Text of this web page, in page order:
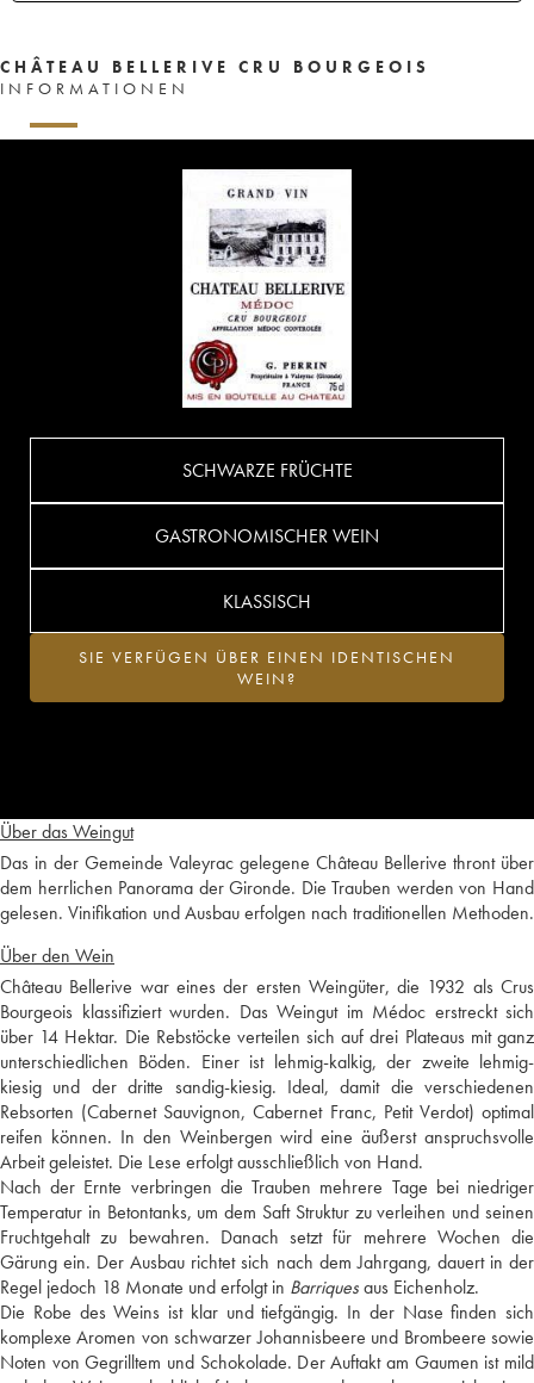
CHÂTEAU BELLERIVE CRU BOURGEOIS
INFORMATIONEN
Über das Weingut
Das in der Gemeinde Valeyrac gelegene Château Bellerive thront über
dem herrlichen Panorama der Gironde. Die Trauben werden von Hand
gelesen. Vinifikation und Ausbau erfolgen nach traditionellen Methoden.
Über den Wein
Château Bellerive war eines der ersten Weingüter, die 1932 als Crus
Bourgeois klassifiziert wurden. Das Weingut im Médoc erstreckt sich
über 14 Hektar. Die Rebstöcke verteilen sich auf drei Plateaus mit ganz
unterschiedlichen Böden. Einer ist lehmig-kalkig, der zweite lehmig-
kiesig und der dritte sandig-kiesig. Ideal, damit die verschiedenen
Rebsorten (Cabernet Sauvignon, Cabernet Franc, Petit Verdot) optimal
reifen können. In den Weinbergen wird eine äußerst anspruchsvolle
Arbeit geleistet. Die Lese erfolgt ausschließlich von Hand.
Nach der Ernte verbringen die Trauben mehrere Tage bei niedriger
Temperatur in Betontanks, um dem Saft Struktur zu verleihen und seinen
Fruchtgehalt zu bewahren. Danach setzt für mehrere Wochen die
Gärung ein. Der Ausbau richtet sich nach dem Jahrgang, dauert in der
Regel jedoch 18 Monate und erfolgt in Barriquesaus Eichenholz.
Die Robe des Weins ist klar und tiefgängig. In der Nase finden sich
komplexe Aromen von schwarzer Johannisbeere und Brombeere sowie
Noten von Gegrilltem und Schokolade. Der Auftakt am Gaumen ist mild
SCHWARZE FRÜCHTE
GASTRONOMISCHER WEIN
KLASSISCH
SIE VERFÜGEN ÜBER EINEN IDENTISCHEN
WEIN?